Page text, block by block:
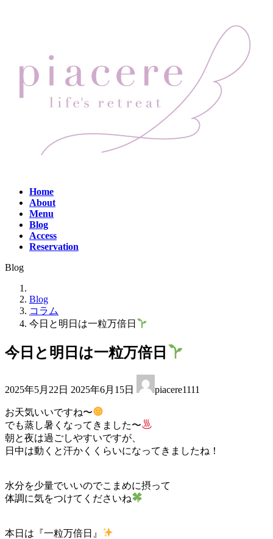
Home
About
Menu
Blog
Access
Reservation
Blog
Blog
コラム
今日と明日は一粒万倍日
今日と明日は一粒万倍日
2025年5月22日 終
新
日
時
2025年6月15日 piacere1111
お天気いいですね〜
でも蒸し暑くなってきました〜
朝と夜は過ごしやすいですが、
日中は動くと汗かくくらいになってきましたね！
水分を少量でいいのでこまめに摂って
体調に気をつけてくださいね
本日は『一粒万倍日』